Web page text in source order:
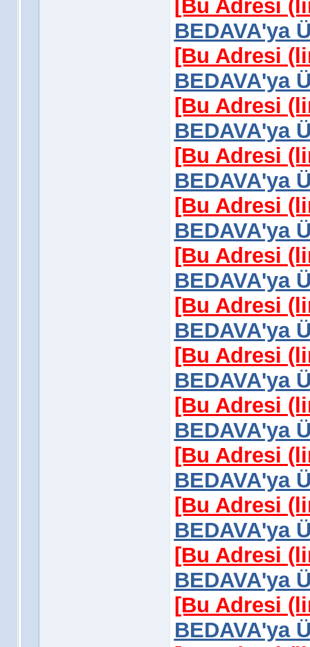
[Bu Adresi
BEDAVA'ya
[Bu Adresi
BEDAVA'ya
[Bu Adresi
BEDAVA'ya
[Bu Adresi
BEDAVA'ya
[Bu Adresi
BEDAVA'ya
[Bu Adresi
BEDAVA'ya
[Bu Adresi
BEDAVA'ya
[Bu Adresi
BEDAVA'ya
[Bu Adresi
BEDAVA'ya
[Bu Adresi
BEDAVA'ya
[Bu Adresi
BEDAVA'ya
[Bu Adresi
BEDAVA'ya
[Bu Adresi
BEDAVA'ya